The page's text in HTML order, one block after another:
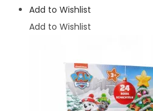
Add to Wishlist
Add to Wishlist